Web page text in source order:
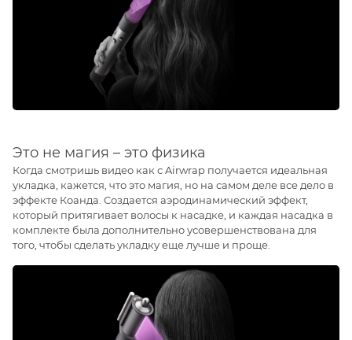
Это не магия – это физика
Когда смотришь видео как с Airwrap получается идеальная
укладка, кажется, что это магия, но на самом деле все дело в
эффекте Коанда. Создается аэродинамический эффект,
который притягивает волосы к насадке, и каждая насадка в
комплекте была дополнительно усовершенствована для
того, чтобы сделать укладку еще лучше и проще.